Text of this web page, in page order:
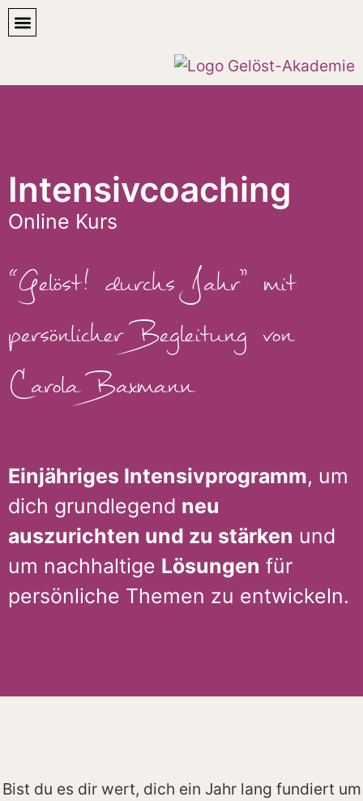
Intensivcoaching
Online Kurs
“Gelöst! durchs Jahr” mit
persönlicher Begleitung von
Carola Baxmann
Einjähriges Intensivprogramm, um
dich grundlegend neu
auszurichten und zu stärken und
um nachhaltige Lösungen für
persönliche Themen zu entwickeln.
Bist du es dir wert, dich ein Jahr lang fundiert um